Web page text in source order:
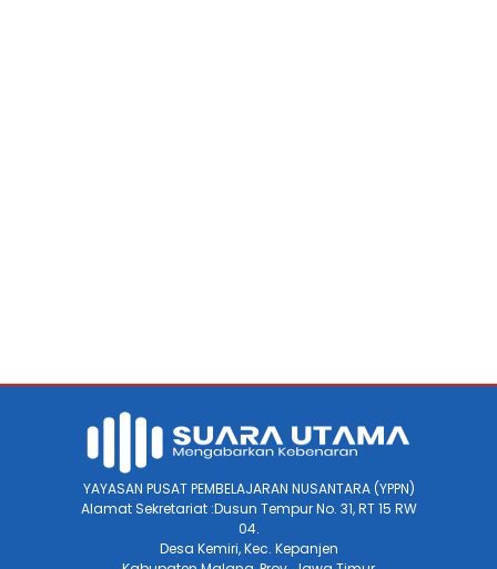
YAYASAN PUSAT PEMBELAJARAN NUSANTARA (YPPN)
Alamat Sekretariat :Dusun Tempur No. 31, RT 15 RW
04.
Desa Kemiri, Kec. Kepanjen